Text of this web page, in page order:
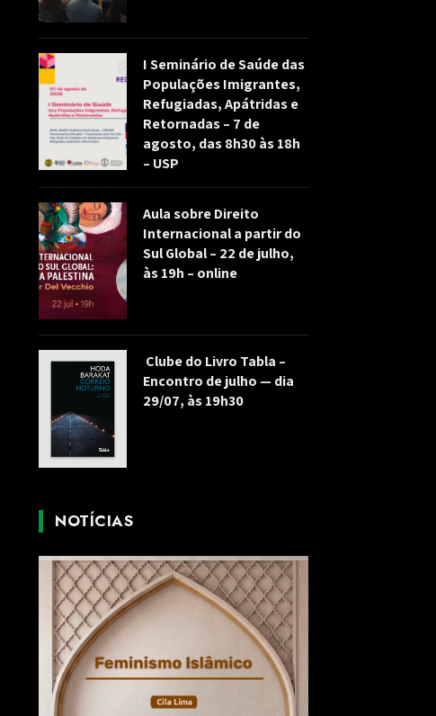
I Seminário de Saúde das
Populações Imigrantes,
Refugiadas, Apátridas e
Retornadas – 7 de
agosto, das 8h30 às 18h
– USP
Aula sobre Direito
Internacional a partir do
Sul Global – 22 de julho,
às 19h – online
Clube do Livro Tabla –
Encontro de julho — dia
29/07, às 19h30
NOTÍCIAS